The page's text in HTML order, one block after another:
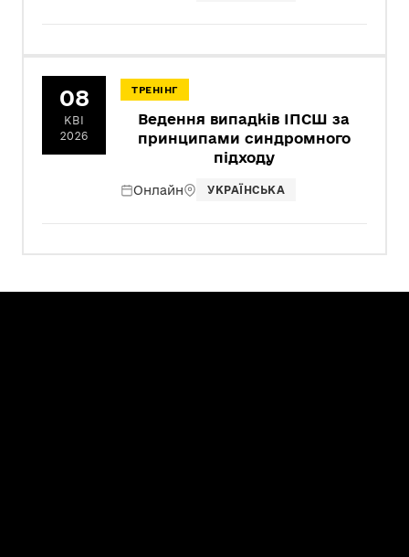
08
КВІ
2026
ТРЕНІНГ
Ведення випадків ІПСШ за
принципами синдромного
підходу
Онлайн УКРАЇНСЬКА